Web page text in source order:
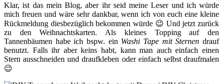
Klar, ist das mein Blog, aber ihr seid meine Leser und ich würde
mich freuen und wäre sehr dankbar, wenn ich von euch eine kleine
Rückmeldung diesbezüglich bekommen würde 😉 Und jetzt zurück
zu den Weihnachtskarten. Als kleines Topping auf den
Tannenbäumen habe ich bspw. ein Washi Tape mit Sternen drauf
benutzt. Falls ihr aber keins habt, kann man auch einfach einen
Stern ausschneiden und draufkleben oder einfach selbst draufmalen
😉